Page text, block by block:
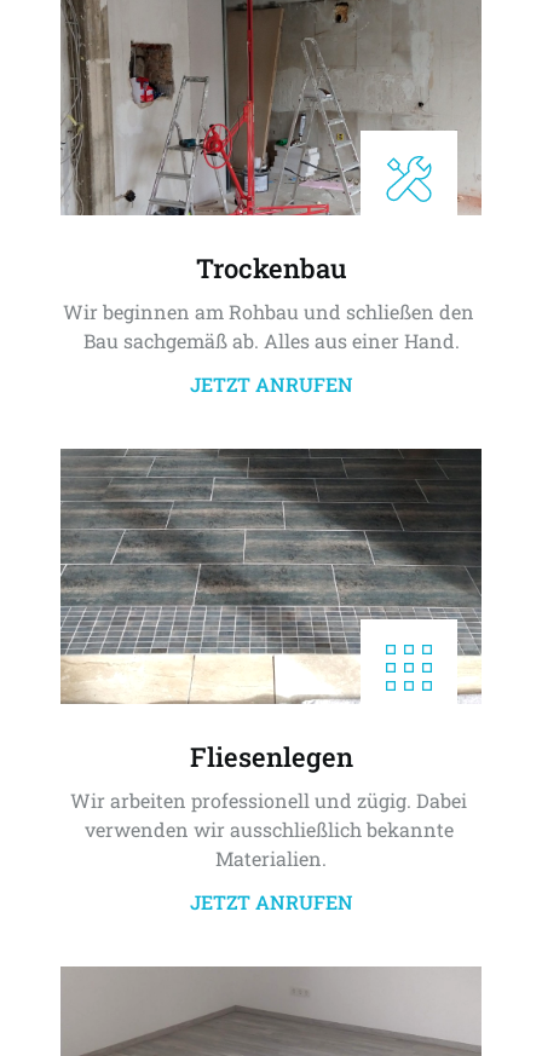
Trockenbau
Wir beginnen am Rohbau und schließen den
Bau sachgemäß ab. Alles aus einer Hand.
JETZT ANRUFEN
Fliesenlegen
Wir arbeiten professionell und zügig. Dabei
verwenden wir ausschließlich bekannte
Materialien.
JETZT ANRUFEN